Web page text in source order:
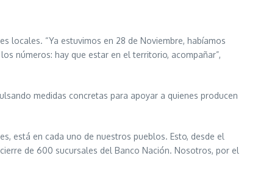
locales. “Ya estuvimos en 28 de Noviembre, habíamos
números: hay que estar en el territorio, acompañar”,
medidas concretas para apoyar a quienes producen
está en cada uno de nuestros pueblos. Esto, desde el
de 600 sucursales del Banco Nación. Nosotros, por el